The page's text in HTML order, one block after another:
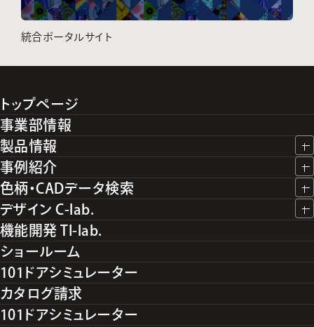
統合ポータルサイト
トップページ
事業部情報
製品情報
事例紹介
色柄・CADデータ検索
デザイン C-lab.
機能開発 TI-lab.
ショールーム
101ドアシミュレーター
カタログ請求
101ドアシミュレーター